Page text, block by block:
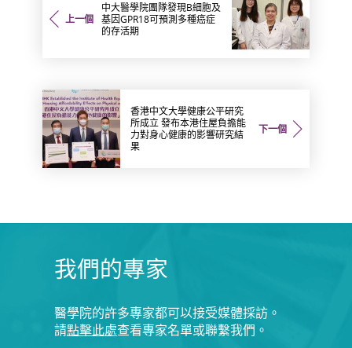
上一個
中大醫學院團隊發現B細胞及
基因GPR18可預測多種癌症
的存活期
下一個
香港中文大學健康公平研究
所成立 發布本港住屋負擔能
力對身心健康的影響研究結
果
我們的專家
醫學院的許多專家都可以接受媒體採訪。
請點擊此處查看專家名單或聯繫我們。